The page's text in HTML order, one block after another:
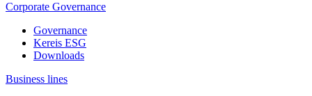
Corporate Governance
Governance
Kereis ESG
Downloads
Business lines